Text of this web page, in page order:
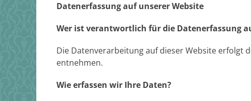
Datenerfassung auf unserer Website
Wer ist verantwortlich für die Datenerfassung
Die Datenverarbeitung auf dieser Website erfolgt
entnehmen.
Wie erfassen wir Ihre Daten?